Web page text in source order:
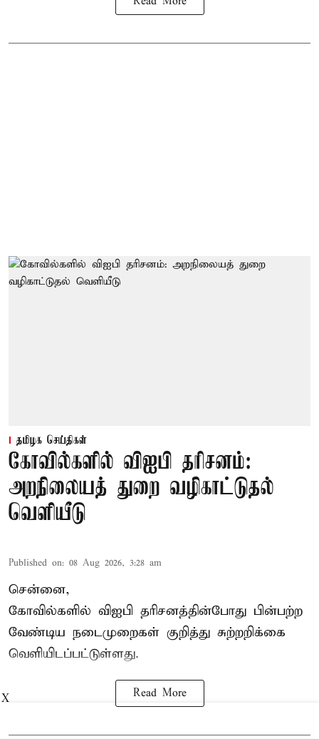
தமிழக செய்திகள்
கோவில்களில் விஐபி தரிசனம்:
அறநிலையத் துறை வழிகாட்டுதல்
வெளியீடு
Published on: 08 Aug 2026, 3:28 am
சென்னை,
கோவில்களில் விஐபி தரிசனத்தின்போது பின்பற்ற
வேண்டிய நடைமுறைகள் குறித்து சுற்றறிக்கை
வெளியிடப்பட்டுள்ளது.
Read More
X